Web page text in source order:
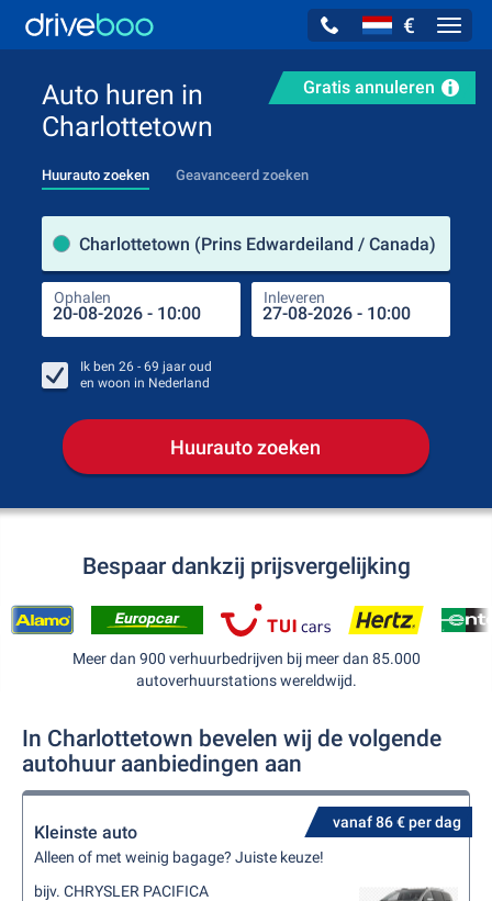
€
Gratis annuleren
Auto huren in
Charlottetown
Huurauto zoeken Geavanceerd zoeken
Charlottetown (Prins Edwardeiland / Canada)
Ophalen Inleveren
Ik ben 26 - 69 jaar oud
en woon in Nederland
Huurauto zoeken
Bespaar dankzij prijsvergelijking
Meer dan 900 verhuurbedrijven bij meer dan 85.000
autoverhuurstations wereldwijd.
In Charlottetown bevelen wij de volgende
autohuur aanbiedingen aan
vanaf 86 € per dag
Kleinste auto
Alleen of met weinig bagage? Juiste keuze!
bijv. CHRYSLER PACIFICA